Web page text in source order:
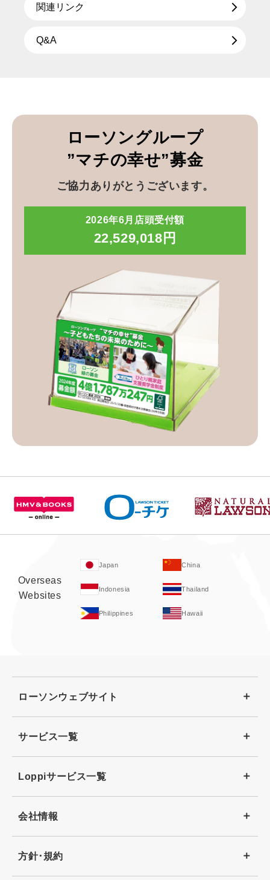
関連リンク
Q&A
ローソングループ
”マチの幸せ”募金
ご協力ありがとうございます。
2026年6月店頭受付額
22,529,018円
Overseas
Websites
Japan China
Indonesia Thailand
Philippines Hawaii
ローソンウェブサイト
サービス一覧
Loppiサービス一覧
会社情報
方針･規約